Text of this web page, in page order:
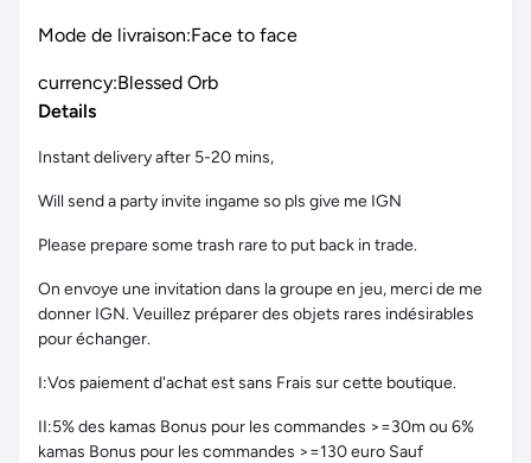
Mode de livraison:Face to face
currency:Blessed Orb
Details
Instant delivery after 5-20 mins,
Will send a party invite ingame so pls give me IGN
Please prepare some trash rare to put back in trade.
On envoye une invitation dans la groupe en jeu, merci de me
donner IGN. Veuillez préparer des objets rares indésirables
pour échanger.
I:Vos paiement d'achat est sans Frais sur cette boutique.
II:5% des kamas Bonus pour les commandes >=30m ou 6%
kamas Bonus pour les commandes >=130 euro Sauf